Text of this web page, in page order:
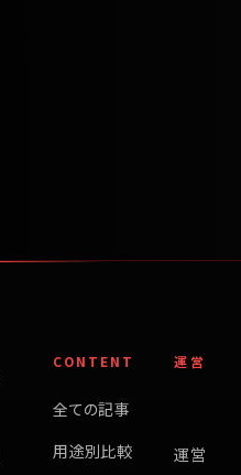
CONTENT
全ての記事
用途別比較
運営
運営